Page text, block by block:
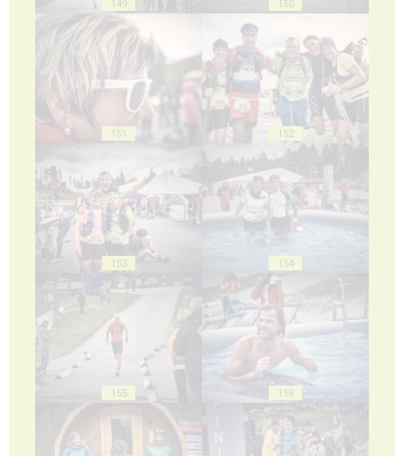
149 150
151 152
153 154
155 156